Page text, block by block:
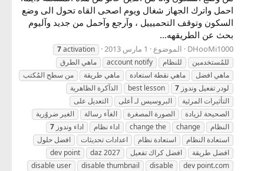
احمل واترك الجهاز شغال ويوم اصحى القاه تحول الى وضع
السكون وتوقف التحميييل ، وآرجع وآحمل من جديد وآليوم
بحث عن الطريقهه...
DHooMi1000 الموضوع 1 مارس 2013 7activation
للمُستخدمين
للنظام account notify
ماهي الطرق
ماهي افضل
ماهي نقطة استعادة ماهي طريقة
من سطح المُكتب
لودر تفعيل وندوز 7
best lesson
الذآكرة الظاهرية
التأثيرات المرئية
البروسيس لـ أعلى
التعديل على
الصحيحة لزيادة
الصورة المصغرة الغآء رسالة
الغير ضروُرية
النظام
change
change the اداء نظام اداء وندوز 7
استعادة النظام
استعادة نظام اعدادات تحديثات
افضل حلول
افضل طريقة
افضل كراك تفعيل daz 2027
dev point
dev point.com
disable
disable thumbnail
disable user